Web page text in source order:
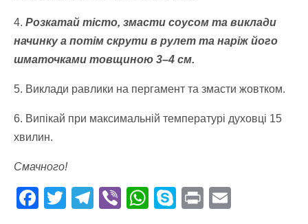
4. Розкатай тісто, змасти соусом та виклади
начинку а потім скрути в рулет та наріж його
шматочками товщиною 3–4 см.
5. Виклади равлики на пергамент та змасти жовтком.
6. Випікай при максимальній температурі духовці 15
хвилин.
Смачного!
F T T Vi W S Pr